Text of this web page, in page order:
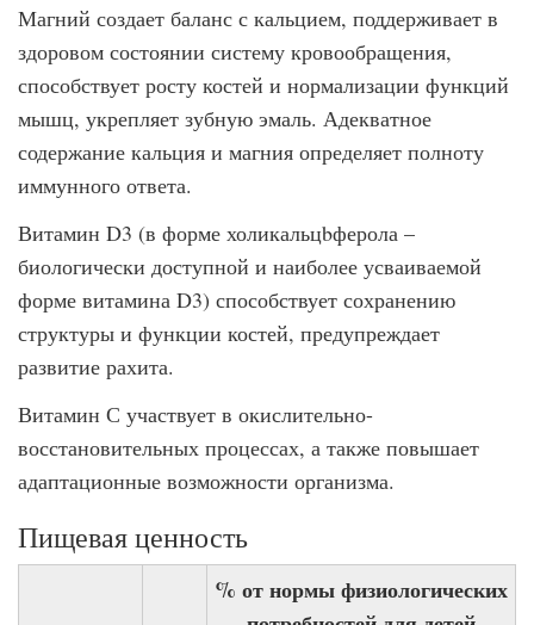
Магний создает баланс с кальцием, поддерживает в
здоровом состоянии систему кровообращения,
способствует росту костей и нормализации функций
мышц, укрепляет зубную эмаль. Адекватное
содержание кальция и магния определяет полноту
иммунного ответа.
Витамин D3 (в форме холикальцbферола –
биологически доступной и наиболее усваиваемой
форме витамина D3) способствует сохранению
структуры и функции костей, предупреждает
развитие рахита.
Витамин С участвует в окислительно-
восстановительных процессах, а также повышает
адаптационные возможности организма.
Пищевая ценность
% от нормы физиологических